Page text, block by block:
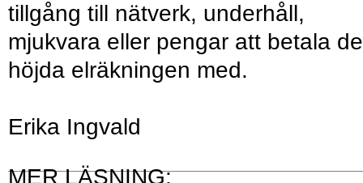
tillgång till nätverk, underhåll,
mjukvara eller pengar att betala
höjda elräkningen med.
Erika Ingvald